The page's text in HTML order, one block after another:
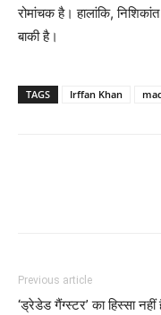
रोमांचक है। हालांकि,
बाकी है।
TAGS Irffan Khan
Previous article
‘ड्रेडेड गैंग्स्टर’ का हिस्‍सा नहीं